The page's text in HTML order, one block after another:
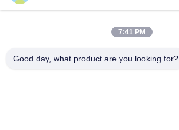
Ηλεκτρονικό
7:41 PM
Good day, what product are you looking for?